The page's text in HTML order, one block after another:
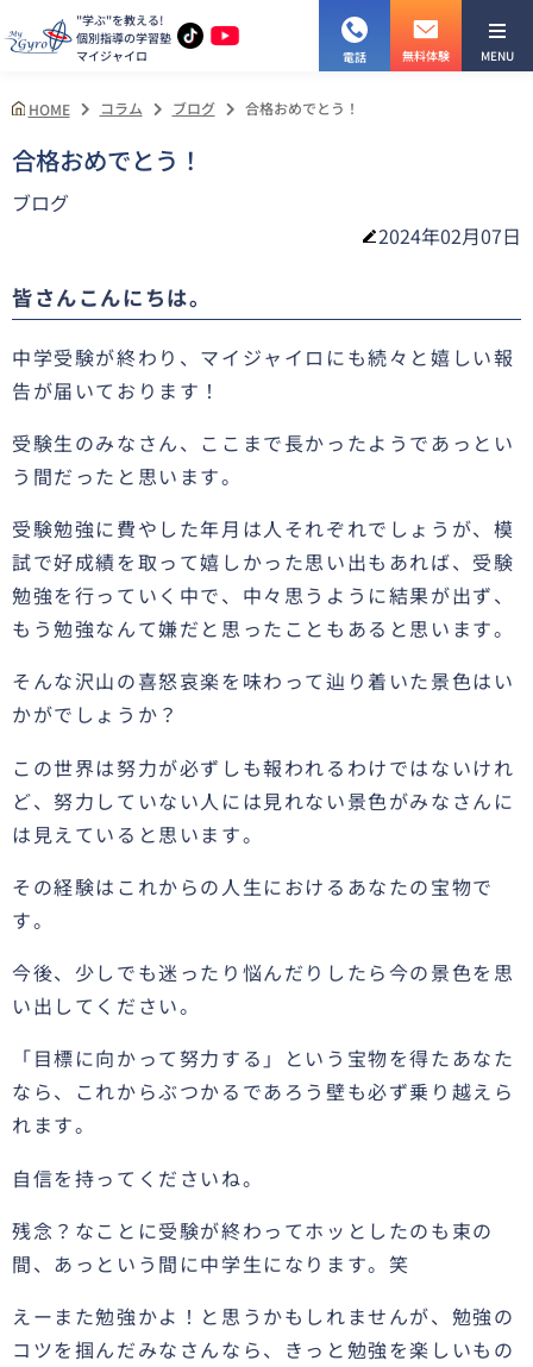
"学ぶ"を教える!
個別指導の学習塾
マイジャイロ
電話 無料体験 MENU
HOME コラム ブログ 合格おめでとう！
合格おめでとう！
ブログ
2024年02月07日
皆さんこんにちは。
中学受験が終わり、マイジャイロにも続々と嬉しい報
告が届いております！
受験生のみなさん、ここまで長かったようであっとい
う間だったと思います。
受験勉強に費やした年月は人それぞれでしょうが、模
試で好成績を取って嬉しかった思い出もあれば、受験
勉強を行っていく中で、中々思うように結果が出ず、
もう勉強なんて嫌だと思ったこともあると思います。
そんな沢山の喜怒哀楽を味わって辿り着いた景色はい
かがでしょうか？
この世界は努力が必ずしも報われるわけではないけれ
ど、努力していない人には見れない景色がみなさんに
は見えていると思います。
その経験はこれからの人生におけるあなたの宝物で
す。
今後、少しでも迷ったり悩んだりしたら今の景色を思
い出してください。
「目標に向かって努力する」という宝物を得たあなた
なら、これからぶつかるであろう壁も必ず乗り越えら
れます。
自信を持ってくださいね。
残念？なことに受験が終わってホッとしたのも束の
間、あっという間に中学生になります。笑
えーまた勉強かよ！と思うかもしれませんが、勉強の
コツを掴んだみなさんなら、きっと勉強を楽しいもの